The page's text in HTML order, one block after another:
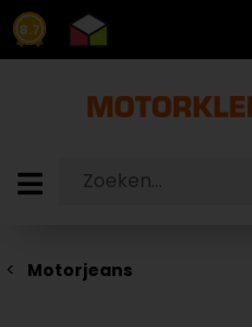
8.7
Motorjeans